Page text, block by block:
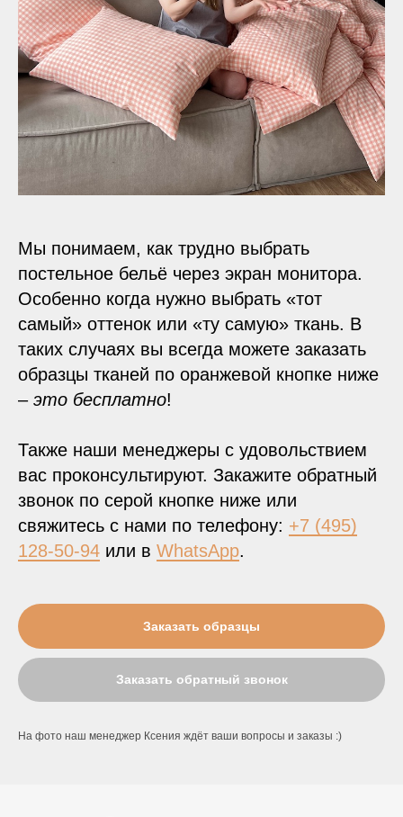
Мы понимаем, как трудно выбрать
постельное бельё через экран монитора.
Особенно когда нужно выбрать «тот
самый» оттенок или «ту самую» ткань. В
таких случаях вы всегда можете заказать
образцы тканей по оранжевой кнопке ниже
– это бесплатно!
Также наши менеджеры с удовольствием
вас проконсультируют. Закажите обратный
звонок по серой кнопке ниже или
свяжитесь с нами по телефону: +7 (495)
128-50-94 или в WhatsApp.
Заказать образцы
Заказать обратный звонок
На фото наш менеджер Ксения ждёт ваши вопросы и заказы :)